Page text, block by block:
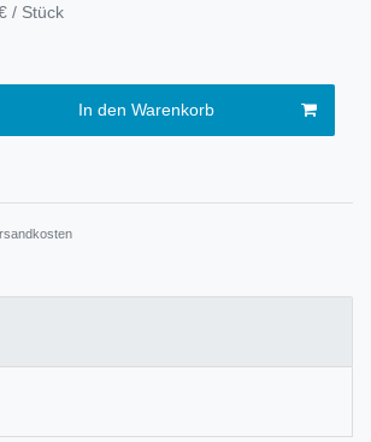
/ Stück
In den Warenkorb